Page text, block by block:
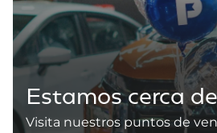
Estamos cerca
Visita nuestros puntos de